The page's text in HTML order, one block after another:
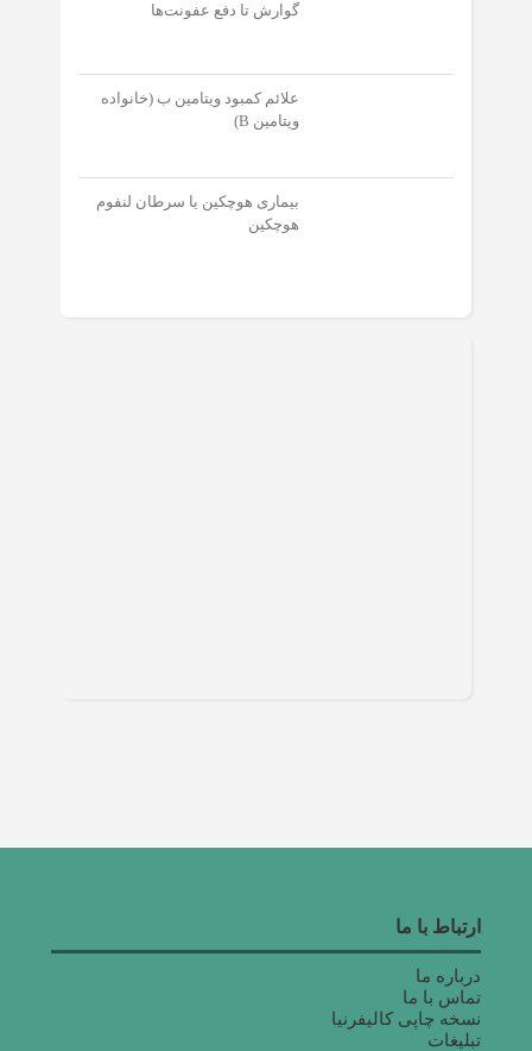
گوارش تا دفع عفونت‌‌ها
علائم کمبود ویتامین ب (خانواده
ویتامین B)
بیماری هوچکین یا سرطان لنفوم
هوچکین
ارتباط با ما
درباره ما
تماس با ما
نسخه چاپی کالیفرنیا
تبلیغات